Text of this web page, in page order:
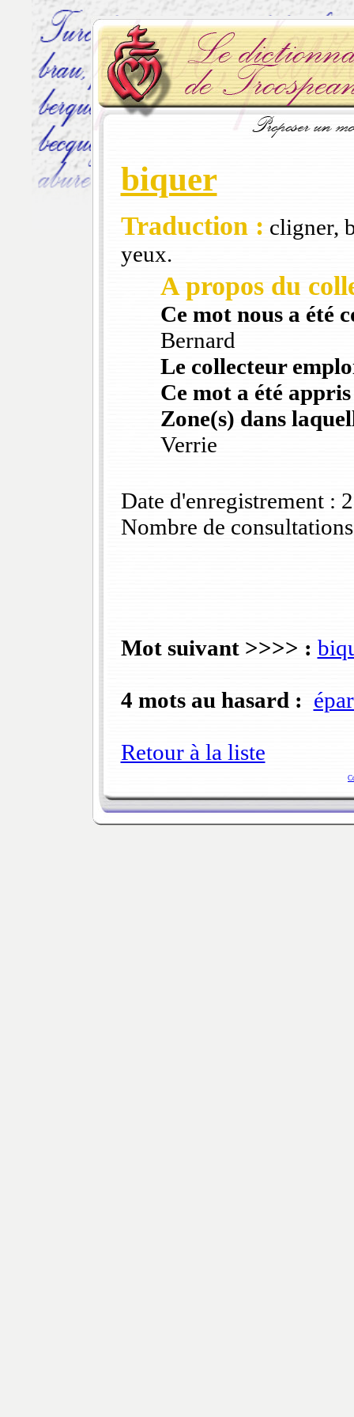
biquer
Traduction : cligner,
yeux.
A propos du
Ce mot nous a été
Bernard
Le collecteur
Ce mot a été
Zone(s) dans
Verrie
Date d'enregistrement :
Nombre de
Mot suivant >>>> :
4 mots au hasard :
Retour à la liste